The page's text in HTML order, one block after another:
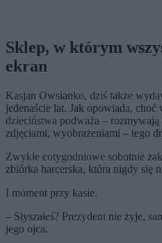
Sklep, w którym
ekran
Kasjan Owsianko, dziś także
jedenaście lat. Jak opowiada,
dzieciństwa podważa –
zdjęciami, wyobrażeniami – tego
Zwykłe cotygodniowe sobotnie
zbiórka harcerska, która nigdy się
I moment przy kasie.
– Słyszałeś? Prezydent nie żyje,
jego ojca.